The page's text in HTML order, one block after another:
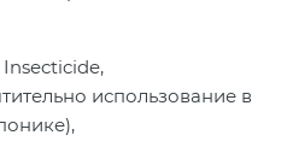
Insecticide,
использование в